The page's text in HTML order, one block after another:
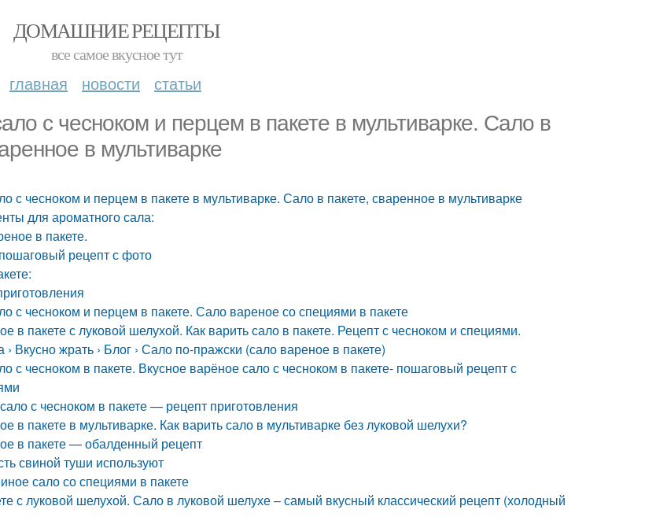
ДОМАШНИЕ РЕЦЕПТЫ
все самое вкусное тут
главная новости статьи
с чесноком и перцем в пакете в мультиварке. Сало в
в мультиварке
с чесноком и перцем в пакете в мультиварке. Сало в пакете, сваренное в мультиварке
для ароматного сала:
в пакете.
рецепт с фото
с чесноком и перцем в пакете. Сало вареное со специями в пакете
в пакете с луковой шелухой. Как варить сало в пакете. Рецепт с чесноком и специями.
Вкусно жрать › Блог › Сало по-пражски (сало вареное в пакете)
с чесноком в пакете. Вкусное варёное сало с чесноком в пакете- пошаговый рецепт с
с чесноком в пакете — рецепт приготовления
в пакете в мультиварке. Как варить сало в мультиварке без луковой шелухи?
в пакете — обалденный рецепт
свиной туши используют
сало со специями в пакете
с луковой шелухой. Сало в луковой шелухе – самый вкусный классический рецепт (холодный